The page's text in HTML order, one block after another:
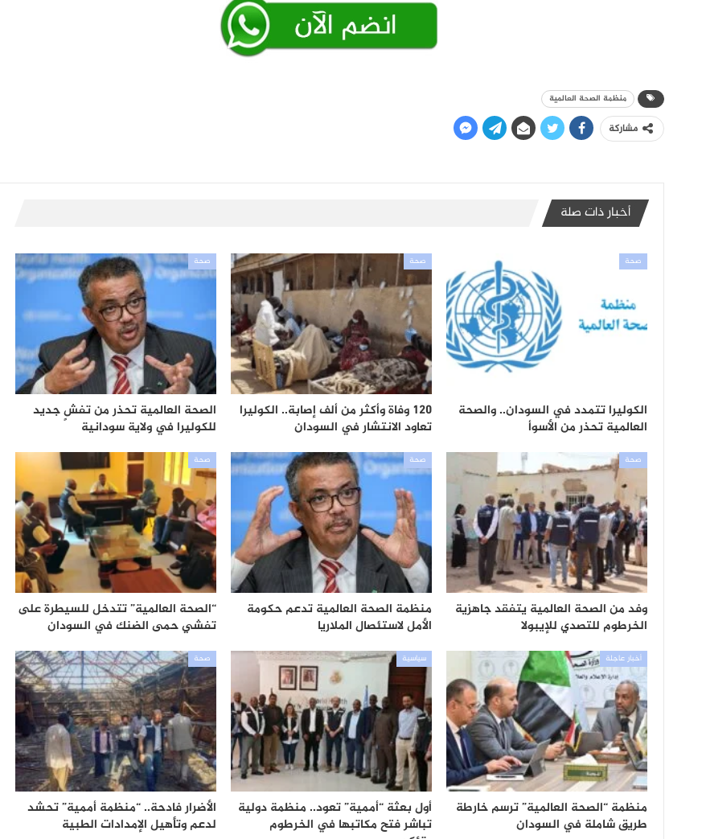
منظمة الصحة العالمية
مشاركة
أخبار ذات صلة
صحة
الكوليرا تتمدد في السودان.. والصحة
العالمية تحذر من الأسوأ
صحة
120 وفاة وأكثر من ألف إصابة.. الكوليرا
تعاود الانتشار في السودان
صحة
الصحة العالمية تحذر من تفشٍ جديد
للكوليرا في ولاية سودانية
صحة
وفد من الصحة العالمية يتفقد جاهزية
الخرطوم للتصدي للإيبولا
صحة
منظمة الصحة العالمية تدعم حكومة
الأمل لاستئصال الملاريا
صحة
“الصحة العالمية” تتدخل للسيطرة على
تفشي حمى الضنك في السودان
أخبار عاجلة
منظمة “الصحة العالمية” ترسم خارطة
طريق شاملة في السودان
سياسية
أول بعثة “أممية” تعود.. منظمة دولية
تباشر فتح مكاتبها في الخرطوم
صحة
الأضرار فادحة.. “منظمة أممية” تحشد
لدعم وتأهيل الإمدادات الطبية